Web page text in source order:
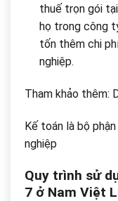
thuế trọn gói
họ trong công
tốn thêm chi
nghiệp.
Tham khảo thêm:
Kế toán là bộ
nghiệp
Quy trình sử
7 ở Nam Việt